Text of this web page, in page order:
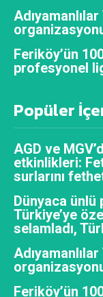
Feriköy’ün
profesyonel
Popüler
AGD ve
etkinlikleri:
surlarını
Dünyaca ünlü
Türkiye’ye
selamladı,
Feriköy’ün